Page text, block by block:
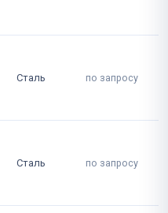
Сталь по запросу
Сталь по запросу